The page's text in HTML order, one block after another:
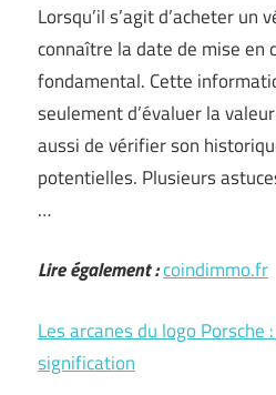
Lorsqu’il s’agit d’acheter un
connaître la date de mise en
fondamental. Cette
seulement d’évaluer la
aussi de vérifier son
potentielles. Plusieurs
…
Lire également :coindimmo.fr
Les arcanes du logo Porsche
signification